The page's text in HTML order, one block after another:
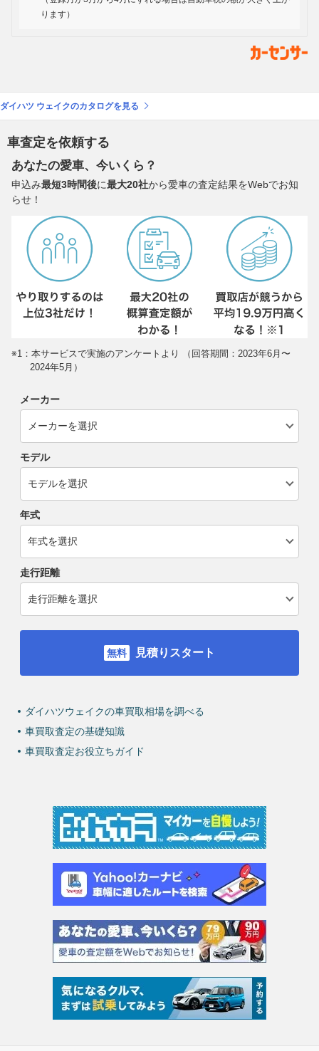
ります）
ダイハツ ウェイクのカタログを見る
車査定を依頼する
あなたの愛車、今いくら？
申込み最短3時間後に最大20社から愛車の査定結果をWebでお知
らせ！
※1：本サービスで実施のアンケートより （回答期間：2023年6月〜
2024年5月）
メーカー
モデル
年式
走行距離
見積りスタート
ダイハツウェイクの車買取相場を調べる
車買取査定の基礎知識
車買取査定お役立ちガイド